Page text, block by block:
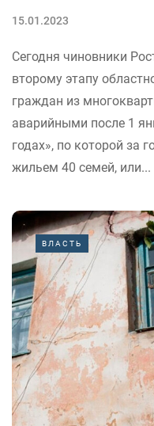
15.01.2023
Сегодня чиновники
второму этапу
граждан из
аварийными после 1
годах», по которой за
жильем 40 семей, или...
ВЛАСТЬ